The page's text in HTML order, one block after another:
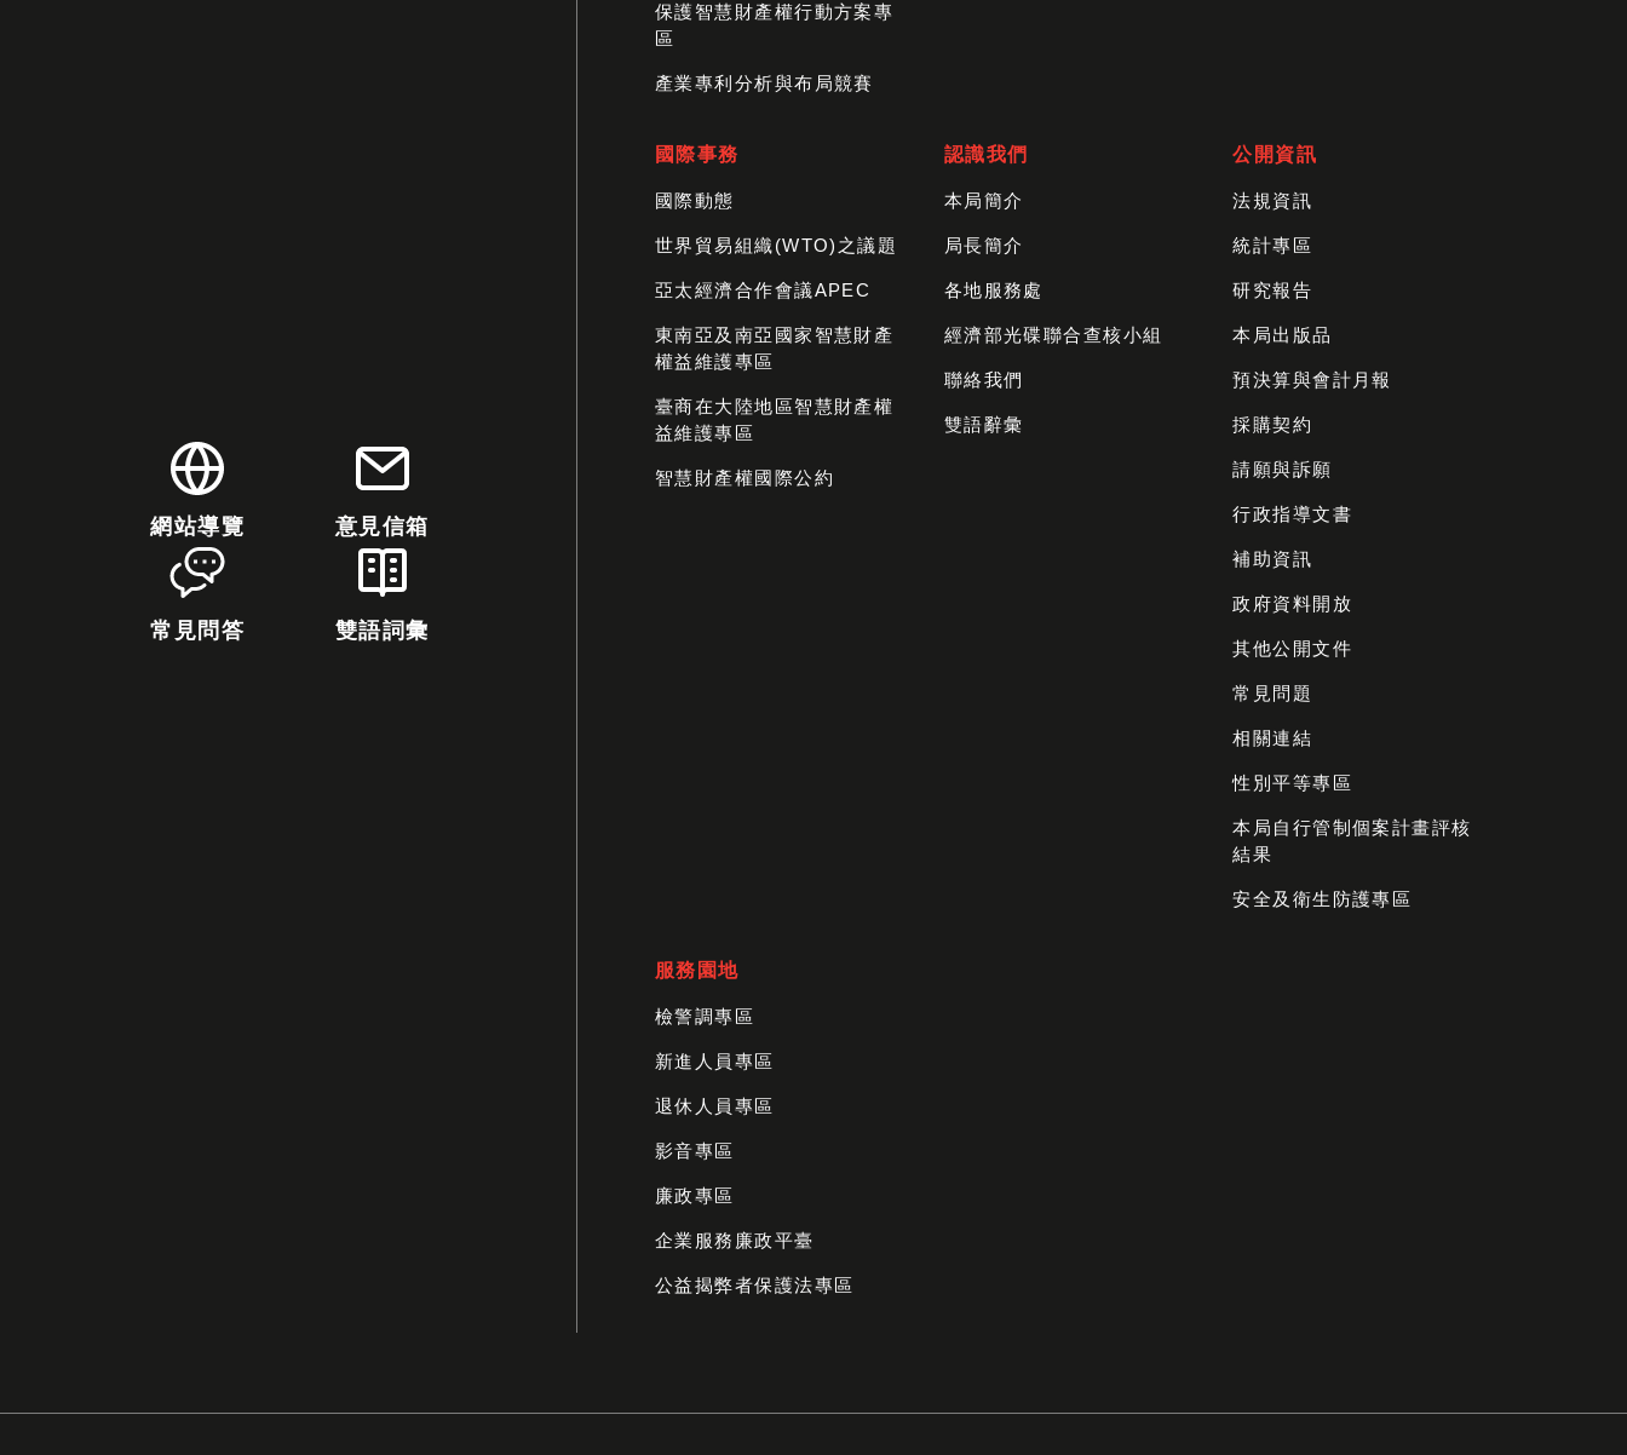
網站導覽 意見信箱
常見問答 雙語詞彙
保護智慧財產權行動方案專
區
產業專利分析與布局競賽
國際事務
國際動態
世界貿易組織(WTO)之議題
亞太經濟合作會議APEC
東南亞及南亞國家智慧財產
權益維護專區
臺商在大陸地區智慧財產權
益維護專區
智慧財產權國際公約
認識我們
本局簡介
局長簡介
各地服務處
經濟部光碟聯合查核小組
聯絡我們
雙語辭彙
公開資訊
法規資訊
統計專區
研究報告
本局出版品
預決算與會計月報
採購契約
請願與訴願
行政指導文書
補助資訊
政府資料開放
其他公開文件
常見問題
相關連結
性別平等專區
本局自行管制個案計畫評核
結果
安全及衛生防護專區
服務園地
檢警調專區
新進人員專區
退休人員專區
影音專區
廉政專區
企業服務廉政平臺
公益揭弊者保護法專區